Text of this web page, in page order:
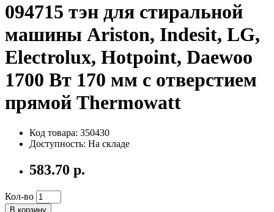
094715 тэн для стиральной
машины Ariston, Indesit, LG,
Electrolux, Hotpoint, Daewoo
1700 Вт 170 мм с отверстием
прямой Thermowatt
Код товара: 350430
Доступность: На складе
583.70 р.
Кол-во
В корзину